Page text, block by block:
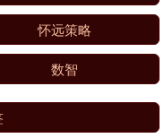
怀远策略
数智